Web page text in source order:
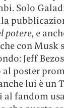
Solo
potere, e
con
Jeff
al poster
lui è un
fandom